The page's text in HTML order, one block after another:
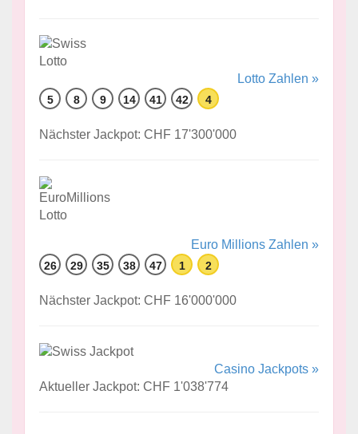
Lotto Zahlen »
5 8 9 14 41 42 4
Nächster Jackpot: CHF 17'300'000
Euro Millions Zahlen »
26 29 35 38 47 1 2
Nächster Jackpot: CHF 16'000'000
Casino Jackpots »
Aktueller Jackpot: CHF 1'038'774